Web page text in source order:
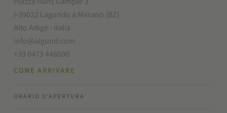
I-39022 Lagundo a Merano (BZ)
Alto Adige - Italia
info@algund.com
+39 0473 448600
COME ARRIVARE
ORARIO D'APERTURA